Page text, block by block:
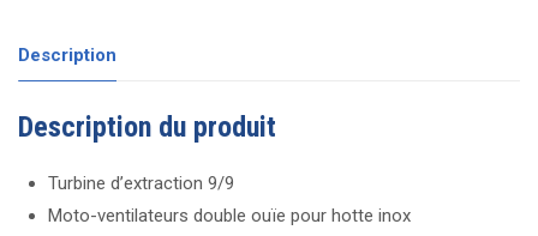
Description
Description du produit
Turbine d’extraction 9/9
Moto-ventilateurs double ouïe pour hotte inox